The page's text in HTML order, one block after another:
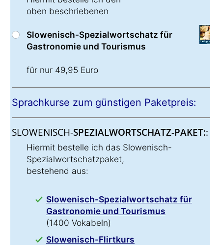
oben beschriebenen
Slowenisch-Spezialwortschatz für
Gastronomie und Tourismus
für nur 49,95 Euro
Sprachkurse zum günstigen Paketpreis:
SLOWENISCH-SPEZIALWORTSCHATZ-PAKET::
Hiermit bestelle ich das Slowenisch-
Spezialwortschatzpaket,
bestehend aus:
Slowenisch-Spezialwortschatz für
Gastronomie und Tourismus
(1400 Vokabeln)
Slowenisch-Flirtkurs